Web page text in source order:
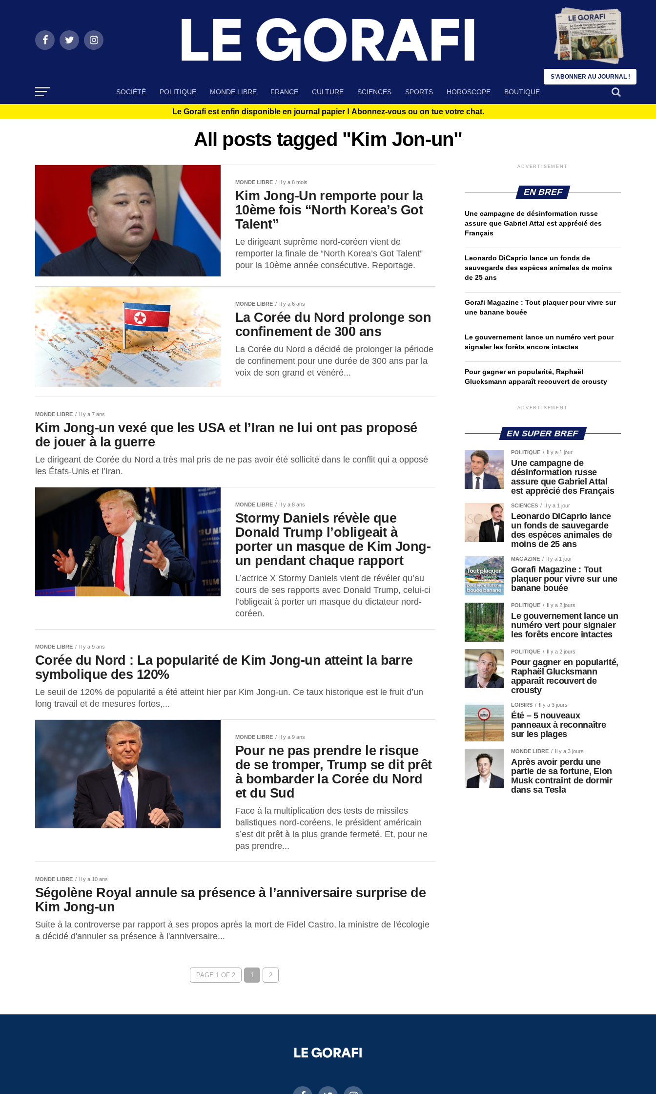
SOCIÉTÉ POLITIQUE MONDE LIBRE FRANCE CULTURE SCIENCES SPORTS HOROSCOPE BOUTIQUE
Le Gorafi est enfin disponible en journal papier ! Abonnez-vous ou on tue votre chat.
All posts tagged "Kim Jon-un"
MONDE LIBRE Il y a 8 mois
Kim Jong-Un remporte pour la
10ème fois “North Korea’s Got
Talent”
Le dirigeant suprême nord-coréen vient de
remporter la finale de “North Korea’s Got Talent”
pour la 10ème année consécutive. Reportage.
MONDE LIBRE Il y a 6 ans
La Corée du Nord prolonge son
confinement de 300 ans
La Corée du Nord a décidé de prolonger la période
de confinement pour une durée de 300 ans par la
voix de son grand et vénéré...
MONDE LIBRE Il y a 7 ans
Kim Jong-un vexé que les USA et l’Iran ne lui ont pas proposé
de jouer à la guerre
Le dirigeant de Corée du Nord a très mal pris de ne pas avoir été sollicité dans le conflit qui a opposé
les États-Unis et l’Iran.
MONDE LIBRE Il y a 8 ans
Stormy Daniels révèle que
Donald Trump l’obligeait à
porter un masque de Kim Jong-
un pendant chaque rapport
L’actrice X Stormy Daniels vient de révéler qu’au
cours de ses rapports avec Donald Trump, celui-ci
l’obligeait à porter un masque du dictateur nord-
coréen.
MONDE LIBRE Il y a 9 ans
Corée du Nord : La popularité de Kim Jong-un atteint la barre
symbolique des 120%
Le seuil de 120% de popularité a été atteint hier par Kim Jong-un. Ce taux historique est le fruit d’un
long travail et de mesures fortes,...
MONDE LIBRE Il y a 9 ans
Pour ne pas prendre le risque
de se tromper, Trump se dit prêt
à bombarder la Corée du Nord
et du Sud
Face à la multiplication des tests de missiles
balistiques nord-coréens, le président américain
s’est dit prêt à la plus grande fermeté. Et, pour ne
pas prendre...
MONDE LIBRE Il y a 10 ans
Ségolène Royal annule sa présence à l’anniversaire surprise de
Kim Jong-un
Suite à la controverse par rapport à ses propos après la mort de Fidel Castro, la ministre de l'écologie
a décidé d'annuler sa présence à l'anniversaire...
PAGE 1 OF 2 1 2
ADVERTISEMENT
EN BREF
Une campagne de désinformation russe
assure que Gabriel Attal est apprécié des
Français
Leonardo DiCaprio lance un fonds de
sauvegarde des espèces animales de moins
de 25 ans
Gorafi Magazine : Tout plaquer pour vivre sur
une banane bouée
Le gouvernement lance un numéro vert pour
signaler les forêts encore intactes
Pour gagner en popularité, Raphaël
Glucksmann apparaît recouvert de crousty
ADVERTISEMENT
EN SUPER BREF
POLITIQUE Il y a 1 jour
Une campagne de
désinformation russe
assure que Gabriel Attal
est apprécié des Français
SCIENCES Il y a 1 jour
Leonardo DiCaprio lance
un fonds de sauvegarde
des espèces animales de
moins de 25 ans
MAGAZINE Il y a 1 jour
Gorafi Magazine : Tout
plaquer pour vivre sur une
banane bouée
POLITIQUE Il y a 2 jours
Le gouvernement lance un
numéro vert pour signaler
les forêts encore intactes
POLITIQUE Il y a 2 jours
Pour gagner en popularité,
Raphaël Glucksmann
apparaît recouvert de
crousty
LOISIRS Il y a 3 jours
Été – 5 nouveaux
panneaux à reconnaître
sur les plages
MONDE LIBRE Il y a 3 jours
Après avoir perdu une
partie de sa fortune, Elon
Musk contraint de dormir
dans sa Tesla
S'ABONNER AU JOURNAL !